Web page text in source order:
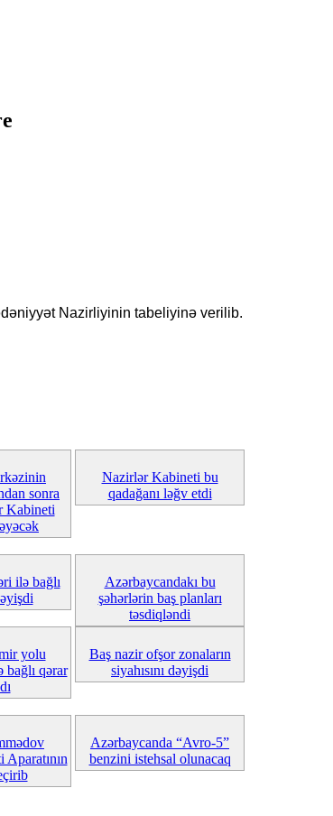
Nazirliyinin tabeliyinə verilib.
sonra
Kabineti
Nazirlər Kabineti bu
qadağanı ləğv etdi
ilə bağlı
Azərbaycandakı bu
şəhərlərin baş planları
təsdiqləndi
yolu
qərar
Baş nazir ofşor zonaların
siyahısını dəyişdi
Azərbaycanda “Avro-5”
benzini istehsal olunacaq